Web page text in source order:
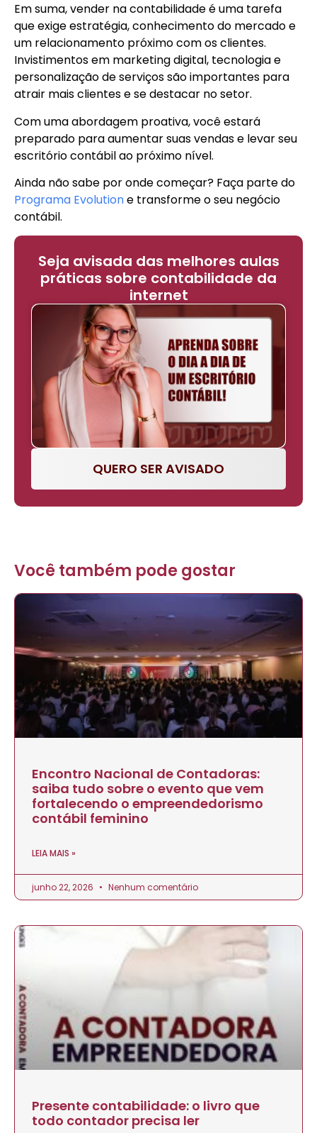
Em suma, vender na contabilidade é uma tarefa
que exige estratégia, conhecimento do mercado e
um relacionamento próximo com os clientes.
Invistimentos em marketing digital, tecnologia e
personalização de serviços são importantes para
atrair mais clientes e se destacar no setor.
Com uma abordagem proativa, você estará
preparado para aumentar suas vendas e levar seu
escritório contábil ao próximo nível.
Ainda não sabe por onde começar? Faça parte do
Programa Evolutione transforme o seu negócio
contábil.
Seja avisada das melhores aulas
práticas sobre contabilidade da
internet
QUERO SER AVISADO
Você também pode gostar
Encontro Nacional de Contadoras:
saiba tudo sobre o evento que vem
fortalecendo o empreendedorismo
contábil feminino
LEIA MAIS »
junho 22, 2026 Nenhum comentário
Presente contabilidade: o livro que
todo contador precisa ler